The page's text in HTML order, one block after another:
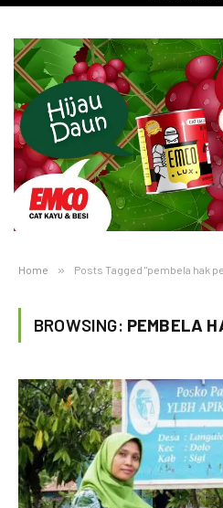
Home » Posts Tagged "pembela hak
BROWSING: PEMBELA